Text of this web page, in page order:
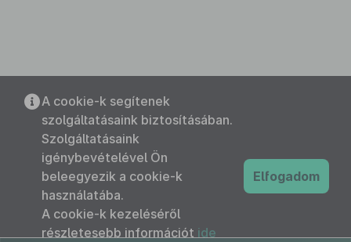
A cookie-k segítenek
szolgáltatásaink biztosításában.
Szolgáltatásaink
igénybevételével Ön
beleegyezik a cookie-k
használatába.
A cookie-k kezeléséről
részletesebb információt ide
Elfogadom